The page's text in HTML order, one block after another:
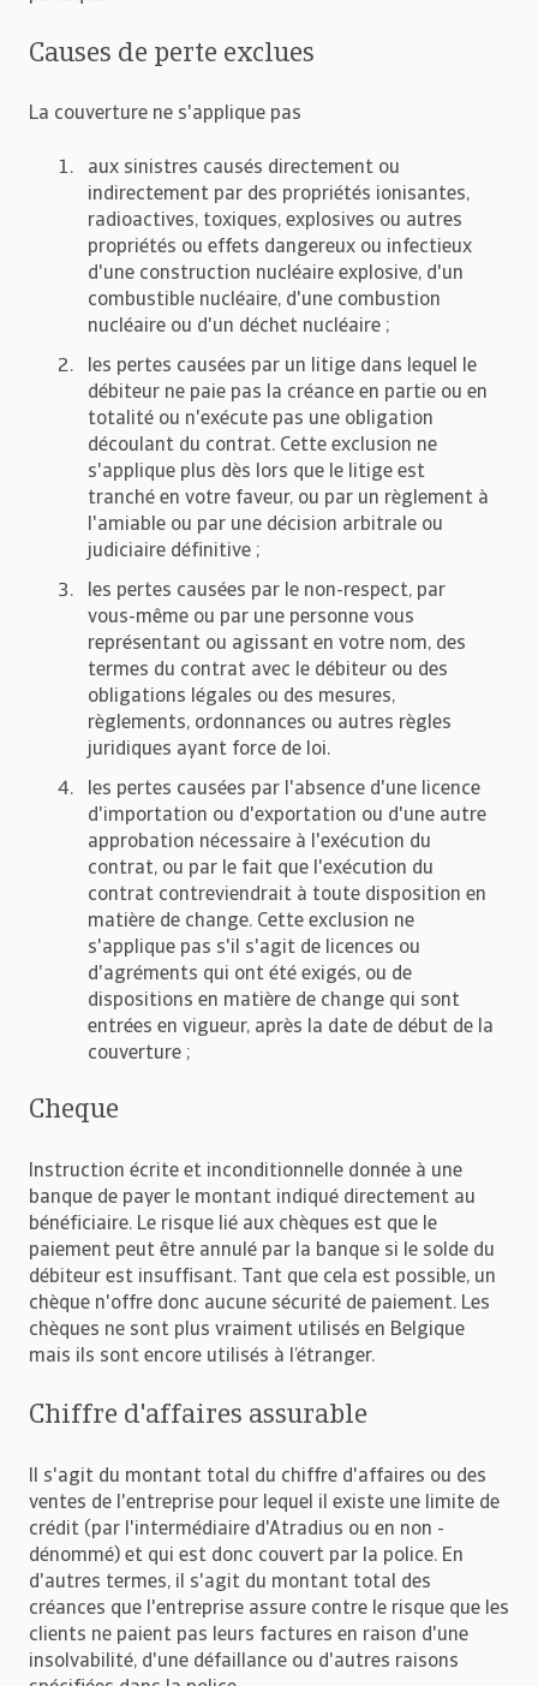
Causes de perte exclues
La couverture ne s'applique pas
aux sinistres causés directement ou
indirectement par des propriétés ionisantes,
radioactives, toxiques, explosives ou autres
propriétés ou effets dangereux ou infectieux
d'une construction nucléaire explosive, d'un
combustible nucléaire, d'une combustion
nucléaire ou d'un déchet nucléaire ;
les pertes causées par un litige dans lequel le
débiteur ne paie pas la créance en partie ou en
totalité ou n'exécute pas une obligation
découlant du contrat. Cette exclusion ne
s'applique plus dès lors que le litige est
tranché en votre faveur, ou par un règlement à
l'amiable ou par une décision arbitrale ou
judiciaire définitive ;
les pertes causées par le non-respect, par
vous-même ou par une personne vous
représentant ou agissant en votre nom, des
termes du contrat avec le débiteur ou des
obligations légales ou des mesures,
règlements, ordonnances ou autres règles
juridiques ayant force de loi.
les pertes causées par l'absence d'une licence
d'importation ou d'exportation ou d'une autre
approbation nécessaire à l'exécution du
contrat, ou par le fait que l'exécution du
contrat contreviendrait à toute disposition en
matière de change. Cette exclusion ne
s'applique pas s'il s'agit de licences ou
d'agréments qui ont été exigés, ou de
dispositions en matière de change qui sont
entrées en vigueur, après la date de début de la
couverture ;
Cheque
Instruction écrite et inconditionnelle donnée à une
banque de payer le montant indiqué directement au
bénéficiaire. Le risque lié aux chèques est que le
paiement peut être annulé par la banque si le solde du
débiteur est insuffisant. Tant que cela est possible, un
chèque n'offre donc aucune sécurité de paiement. Les
chèques ne sont plus vraiment utilisés en Belgique
mais ils sont encore utilisés à l’étranger.
Chiffre d'affaires assurable
Il s'agit du montant total du chiffre d'affaires ou des
ventes de l'entreprise pour lequel il existe une limite de
crédit (par l'intermédiaire d'Atradius ou en non -
dénommé) et qui est donc couvert par la police. En
d'autres termes, il s'agit du montant total des
créances que l'entreprise assure contre le risque que les
clients ne paient pas leurs factures en raison d'une
insolvabilité, d'une défaillance ou d'autres raisons